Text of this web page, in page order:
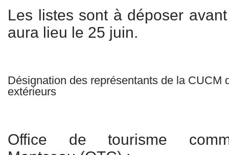
Les listes sont à déposer
aura lieu le 25 juin.
Désignation des représentants de la CUCM
extérieurs
Office de tourisme